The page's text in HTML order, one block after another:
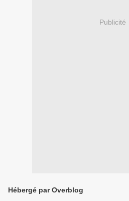
Publicité
Hébergé par Overblog